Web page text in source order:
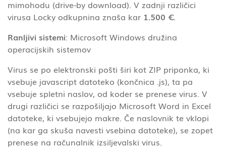
mimohodu (drive-by download). V zadnji različici
virusa Locky odkupnina znaša kar 1.500 €.
Ranljivi sistemi: Microsoft Windows družina
operacijskih sistemov
Virus se po elektronski pošti širi kot ZIP priponka, ki
vsebuje javascript datoteko (končnica .js), ta pa
vsebuje spletni naslov, od koder se prenese virus. V
drugi različici se razpošiljajo Microsoft Word in Excel
datoteke, ki vsebujejo makre. Če naslovnik te vklopi
(na kar ga skuša navesti vsebina datoteke), se zopet
prenese na računalnik izsiljevalski virus.